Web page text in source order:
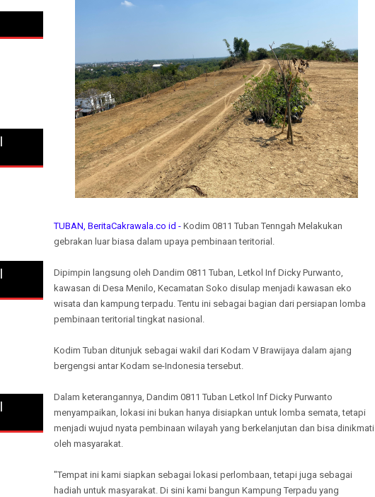
TUBAN, BeritaCakrawala.co id - Kodim 0811 Tuban Tenngah Melakukan
gebrakan luar biasa dalam upaya pembinaan teritorial.
Dipimpin langsung oleh Dandim 0811 Tuban, Letkol Inf Dicky Purwanto,
kawasan di Desa Menilo, Kecamatan Soko disulap menjadi kawasan eko
wisata dan kampung terpadu. Tentu ini sebagai bagian dari persiapan lomba
pembinaan teritorial tingkat nasional.
Kodim Tuban ditunjuk sebagai wakil dari Kodam V Brawijaya dalam ajang
bergengsi antar Kodam se-Indonesia tersebut.
Dalam keterangannya, Dandim 0811 Tuban Letkol Inf Dicky Purwanto
menyampaikan, lokasi ini bukan hanya disiapkan untuk lomba semata, tetapi
menjadi wujud nyata pembinaan wilayah yang berkelanjutan dan bisa dinikmati
oleh masyarakat.
"Tempat ini kami siapkan sebagai lokasi perlombaan, tetapi juga sebagai
hadiah untuk masyarakat. Di sini kami bangun Kampung Terpadu yang